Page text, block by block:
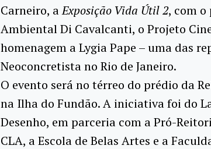
Carneiro, aExposição Vida Útil 2, com
Ambiental Di Cavalcanti, o Projeto
homenagem a Lygia Pape – uma das
Neoconcretista no Rio de Janeiro.
O evento será no térreo do prédio da
na Ilha do Fundão. A iniciativa foi do
Desenho, em parceria com a Pró-
CLA, a Escola de Belas Artes e a